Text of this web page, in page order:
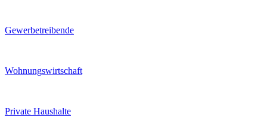
Gewerbetreibende
Wohnungswirtschaft
Private Haushalte